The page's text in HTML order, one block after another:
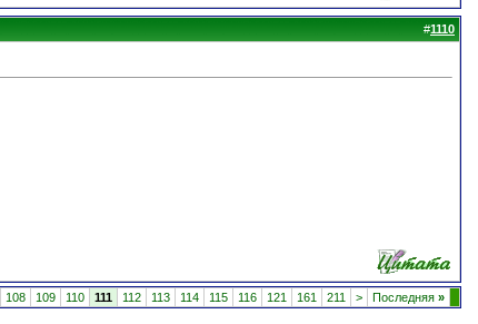
#1110
108 109 110 111 112 113 114 115 116 121 161 211 > Последняя »